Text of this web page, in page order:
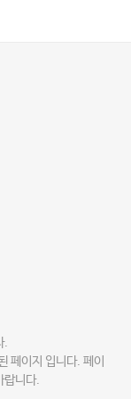
.
페이지 입니다. 페이
랍니다.